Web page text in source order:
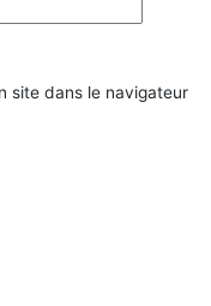
site dans le navigateur